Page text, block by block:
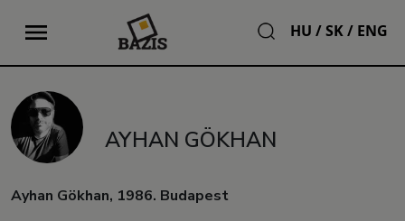
HU /SK/ ENG
AYHAN GÖKHAN
Ayhan Gökhan, 1986. Budapest